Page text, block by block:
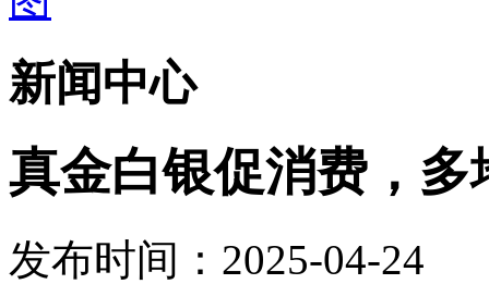
新闻中心
真金白银促消费，
发布时间：2025-04-24